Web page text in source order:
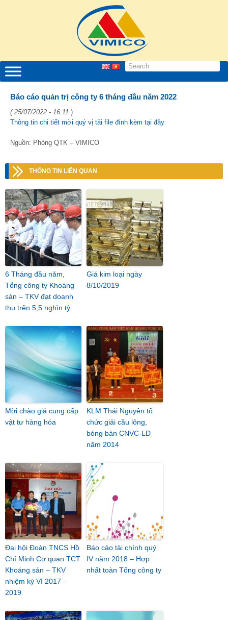
Báo cáo quản trị công ty 6 tháng đầu năm 2022
( 25/07/2022 - 16:11 )
Thông tin chi tiết mời quý vị tải file đính kèm tại đây
Nguồn: Phòng QTK – VIMICO
THÔNG TIN LIÊN QUAN
6 Tháng đầu năm,
Tổng công ty Khoáng
sản – TKV đạt doanh
thu trên 5,5 nghìn tỷ
Giá kim loại ngày
8/10/2019
Mời chào giá cung cấp
vật tư hàng hóa
KLM Thái Nguyên tổ
chức giải cầu lông,
bóng bàn CNVC-LĐ
năm 2014
Đại hội Đoàn TNCS Hồ
Chí Minh Cơ quan TCT
Khoáng sản – TKV
nhiệm kỳ VI 2017 –
2019
Báo cáo tài chính quý
IV năm 2018 – Hợp
nhất toàn Tổng công ty